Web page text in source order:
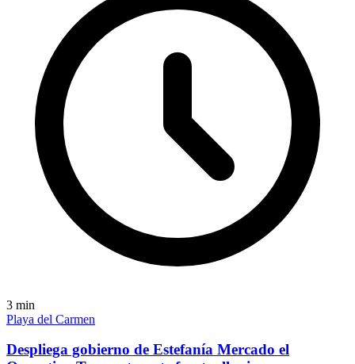
3 min
Playa del Carmen
Despliega gobierno de Estefanía Mercado el